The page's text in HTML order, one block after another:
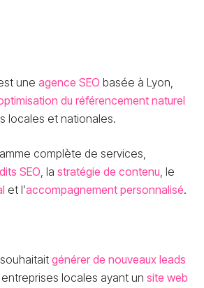
une agence SEO basée à Lyon,
du référencement naturel
locales et nationales.
complète de services,
SEO, la stratégie de contenu, le
et l’accompagnement personnalisé.
générer de nouveaux leads
locales ayant un site web